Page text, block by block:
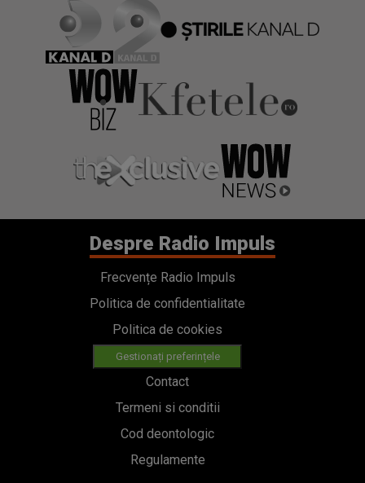
Despre Radio Impuls
Frecvențe Radio Impuls
Politica de confidentialitate
Politica de cookies
Gestionați preferințele
Contact
Termeni si conditii
Cod deontologic
Regulamente